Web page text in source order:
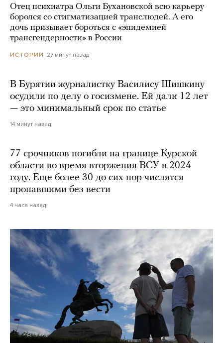
Отец психиатра Ольги Бухановской всю карьеру
боролся со стигматизацией транслюдей. А его
дочь призывает бороться с «эпидемией
трансгендерности» в России
ИСТОРИИ 27 минут назад
В Бурятии журналистку Василису Шишкину
осудили по делу о госизмене. Ей дали 12 лет
— это минимальный срок по статье
14 минут назад
77 срочников погибли на границе Курской
области во время вторжения ВСУ в 2024
году. Еще более 30 до сих пор числятся
пропавшими без вести
4 часа назад